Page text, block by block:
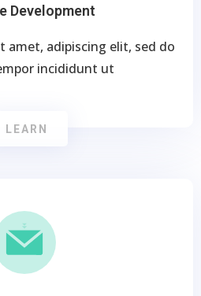
Development
amet, adipiscing elit, sed do
incididunt ut
LEARN